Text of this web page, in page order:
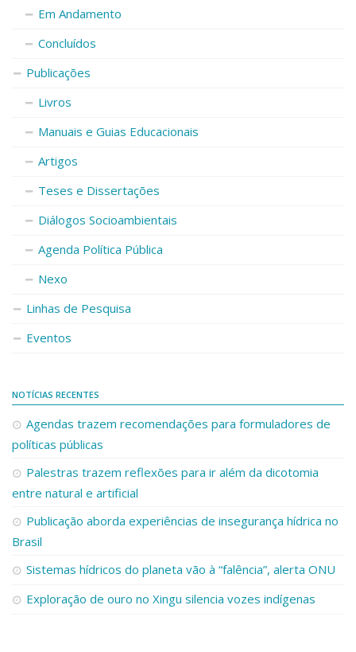
Em Andamento
Concluídos
Publicações
Livros
Manuais e Guias Educacionais
Artigos
Teses e Dissertações
Diálogos Socioambientais
Agenda Política Pública
Nexo
Linhas de Pesquisa
Eventos
NOTÍCIAS RECENTES
Agendas trazem recomendações para formuladores de
políticas públicas
Palestras trazem reflexões para ir além da dicotomia
entre natural e artificial
Publicação aborda experiências de insegurança hídrica no
Brasil
Sistemas hídricos do planeta vão à “falência”, alerta ONU
Exploração de ouro no Xingu silencia vozes indígenas